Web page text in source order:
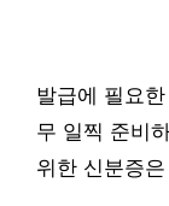
발급에 필요
무 일찍 준비
위한 신분증